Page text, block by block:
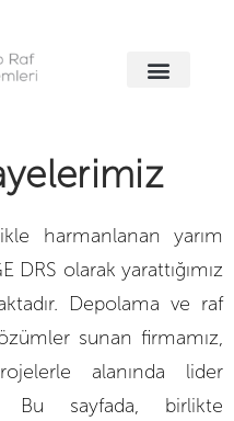
harmanlanan yarım
DRS olarak yarattığımız
Depolama ve raf
sunan firmamız,
alanında lider
Bu sayfada, birlikte